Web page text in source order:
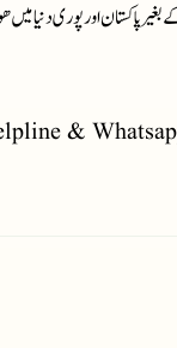
پاکستان اور پوری دنیا میں
&